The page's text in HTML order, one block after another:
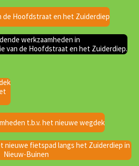
de Hoofdstraat en het Zuiderdiep
werkzaamheden in
van de Hoofdstraat en het Zuiderdiep.
t.b.v. het nieuwe wegdek
nieuwe fietspad langs het Zuiderdiep in
Nieuw-Buinen